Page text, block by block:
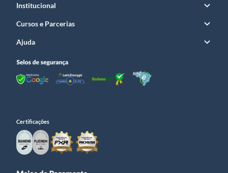
Institucional
Cursos e Parcerias
Ajuda
Certificações